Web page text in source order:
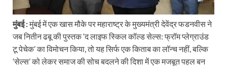
मुंबई :मुंबई में एक खास मौके पर महाराष्ट्र के मुख्यमंत्री देवेंद्र फडनवीस ने
जब नितीन ढबू की पुस्तक ‘द लाइफ स्किल कॉल्ड सेल्स: फ्रॉम प्लेग्राउंड
टू पेचेक’ का विमोचन किया, तो यह सिर्फ एक किताब का लॉन्च नहीं, बल्कि
‘सेल्स’ को लेकर समाज की सोच बदलने की दिशा में एक मजबूत पहल बन